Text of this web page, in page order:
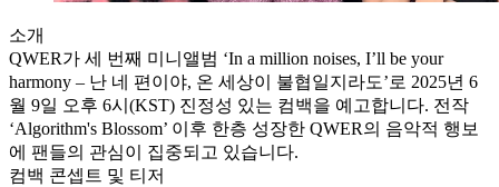
소개
QWER가 세 번째 미니앨범 ‘In a million noises, I’ll be your
harmony – 난 네 편이야, 온 세상이 불협일지라도’로 2025년 6
월 9일 오후 6시(KST) 진정성 있는 컴백을 예고합니다. 전작
‘Algorithm's Blossom’ 이후 한층 성장한 QWER의 음악적 행보
에 팬들의 관심이 집중되고 있습니다.
컴백 콘셉트 및 티저